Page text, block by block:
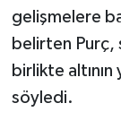
gelişmelere
belirten Purç,
birlikte
söyledi.